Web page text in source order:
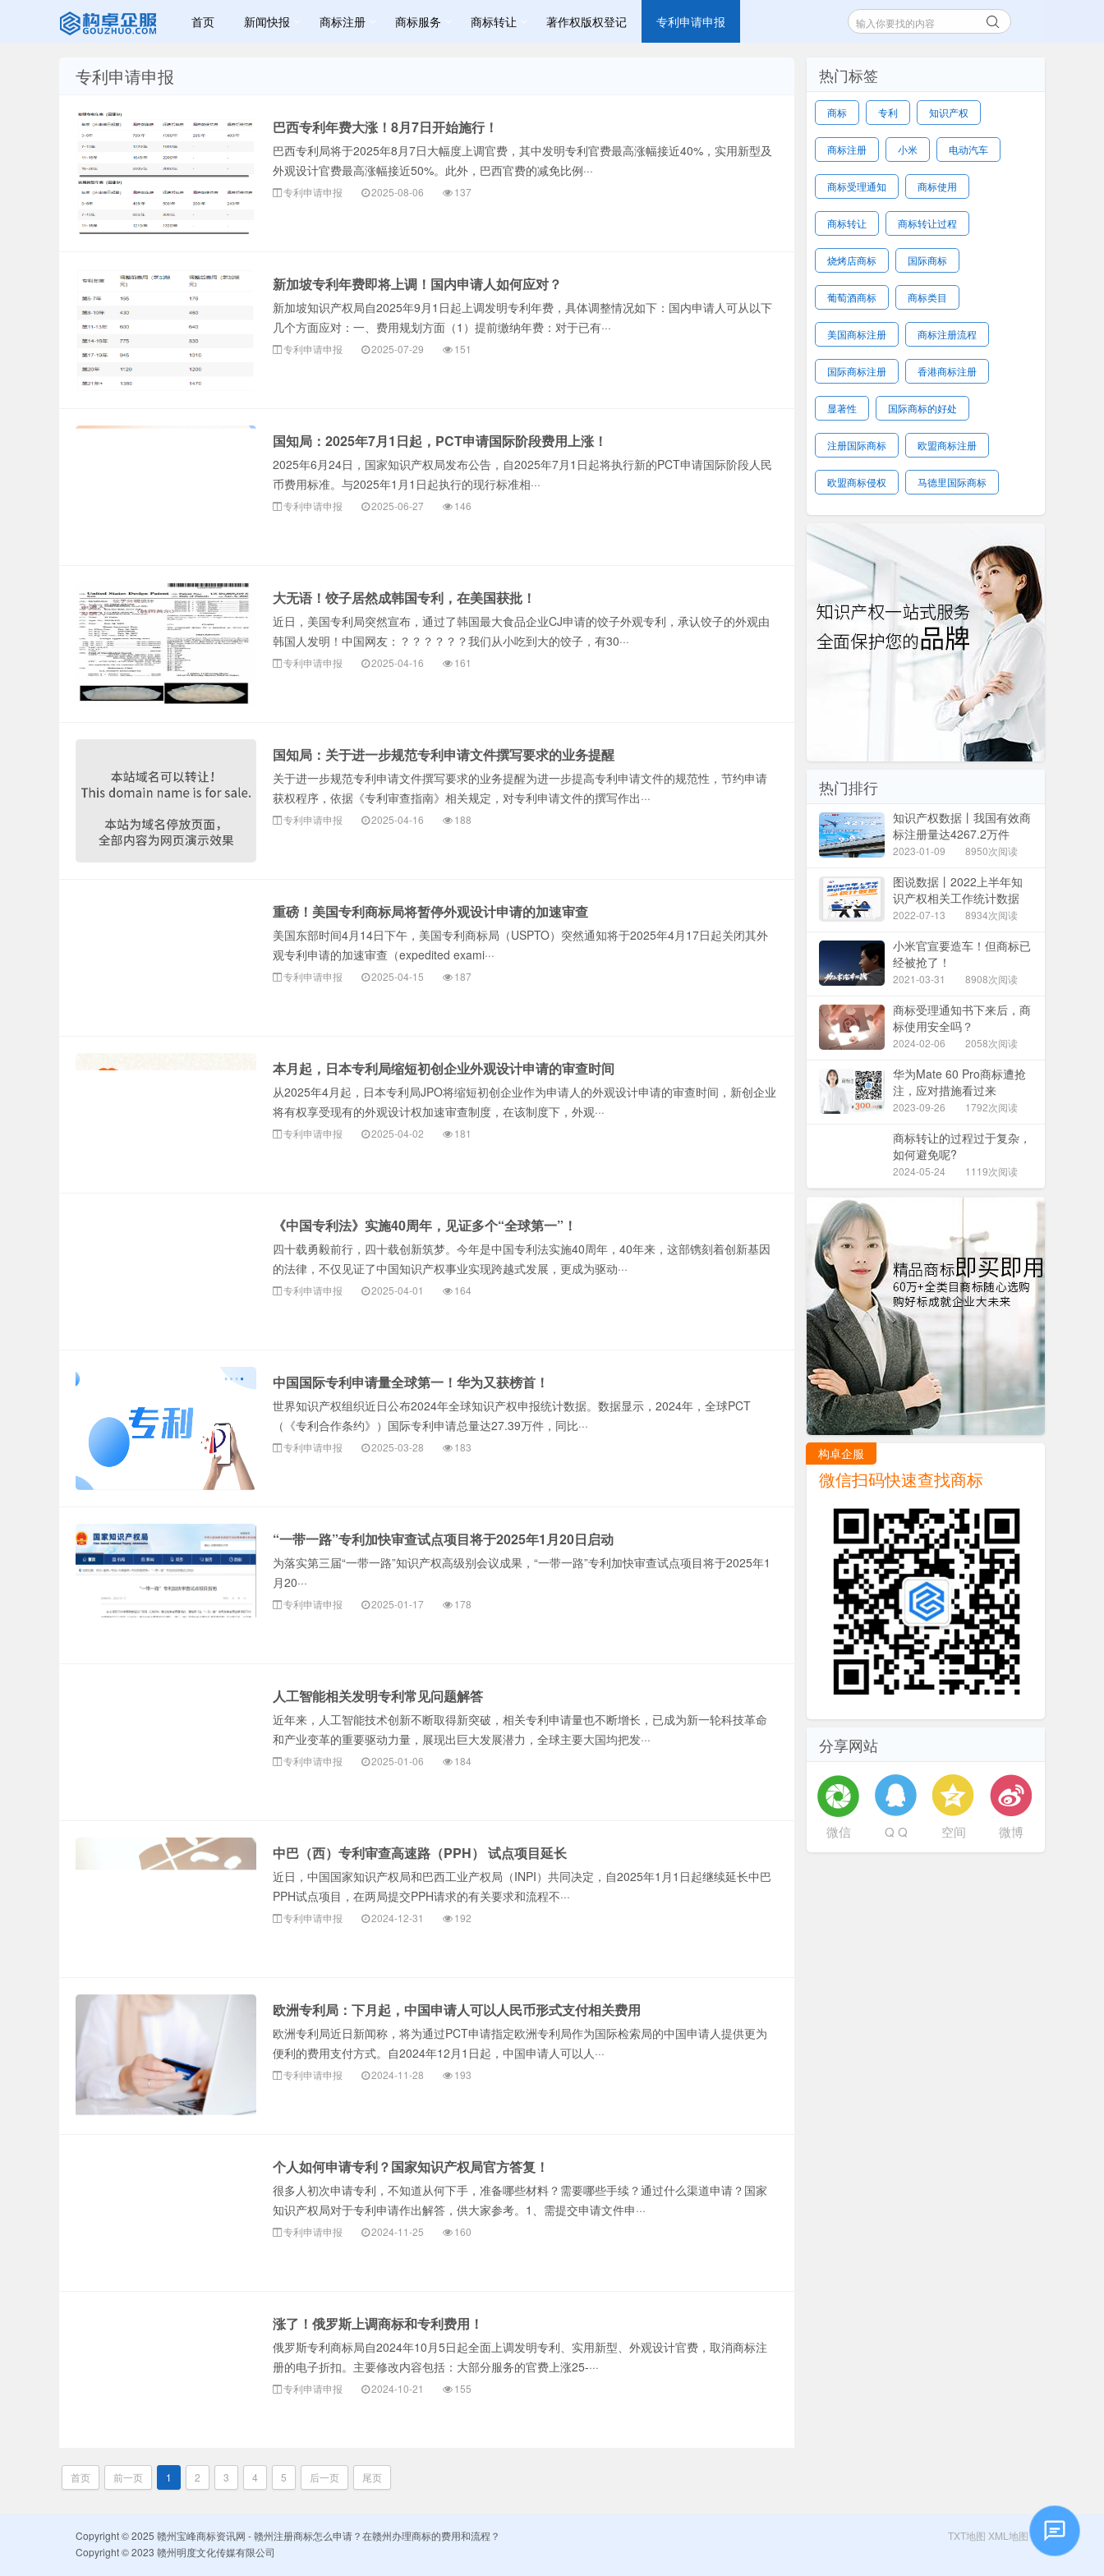
赣州宝峰商标
注册商标怎么
申请？在赣州
办理商标的费
首页 新闻快报 商标注册 商标服务 商标转让 著作权版权登记 专利申请申报
专利申请申报
巴西专利年费大涨！8月7日开始施行！
巴西专利局将于2025年8月7日大幅度上调官费，其中发明专利官费最高涨幅接近40%，实用新型及
外观设计官费最高涨幅接近50%。此外，巴西官费的减免比例···
专利申请申报 2025-08-06 137
新加坡专利年费即将上调！国内申请人如何应对？
新加坡知识产权局自2025年9月1日起上调发明专利年费，具体调整情况如下：国内申请人可从以下
几个方面应对：一、费用规划方面（1）提前缴纳年费：对于已有···
专利申请申报 2025-07-29 151
国知局：2025年7月1日起，PCT申请国际阶段费用上涨！
2025年6月24日，国家知识产权局发布公告，自2025年7月1日起将执行新的PCT申请国际阶段人民
币费用标准。与2025年1月1日起执行的现行标准相···
专利申请申报 2025-06-27 146
大无语！饺子居然成韩国专利，在美国获批！
近日，美国专利局突然宣布，通过了韩国最大食品企业CJ申请的饺子外观专利，承认饺子的外观由
韩国人发明！中国网友：？？？？？？我们从小吃到大的饺子，有30···
专利申请申报 2025-04-16 161
国知局：关于进一步规范专利申请文件撰写要求的业务提醒
关于进一步规范专利申请文件撰写要求的业务提醒为进一步提高专利申请文件的规范性，节约申请
获权程序，依据《专利审查指南》相关规定，对专利申请文件的撰写作出···
专利申请申报 2025-04-16 188
重磅！美国专利商标局将暂停外观设计申请的加速审查
美国东部时间4月14日下午，美国专利商标局（USPTO）突然通知将于2025年4月17日起关闭其外
观专利申请的加速审查（expedited exami···
专利申请申报 2025-04-15 187
本月起，日本专利局缩短初创企业外观设计申请的审查时间
从2025年4月起，日本专利局JPO将缩短初创企业作为申请人的外观设计申请的审查时间，新创企业
将有权享受现有的外观设计权加速审查制度，在该制度下，外观···
专利申请申报 2025-04-02 181
《中国专利法》实施40周年，见证多个“全球第一”！
四十载勇毅前行，四十载创新筑梦。今年是中国专利法实施40周年，40年来，这部镌刻着创新基因
的法律，不仅见证了中国知识产权事业实现跨越式发展，更成为驱动···
专利申请申报 2025-04-01 164
中国国际专利申请量全球第一！华为又获榜首！
世界知识产权组织近日公布2024年全球知识产权申报统计数据。数据显示，2024年，全球PCT
（《专利合作条约》）国际专利申请总量达27.39万件，同比···
专利申请申报 2025-03-28 183
“一带一路”专利加快审查试点项目将于2025年1月20日启动
为落实第三届“一带一路”知识产权高级别会议成果，“一带一路”专利加快审查试点项目将于2025年1
月20···
专利申请申报 2025-01-17 178
人工智能相关发明专利常见问题解答
近年来，人工智能技术创新不断取得新突破，相关专利申请量也不断增长，已成为新一轮科技革命
和产业变革的重要驱动力量，展现出巨大发展潜力，全球主要大国均把发···
专利申请申报 2025-01-06 184
中巴（西）专利审查高速路（PPH） 试点项目延长
近日，中国国家知识产权局和巴西工业产权局（INPI）共同决定，自2025年1月1日起继续延长中巴
PPH试点项目，在两局提交PPH请求的有关要求和流程不···
专利申请申报 2024-12-31 192
欧洲专利局：下月起，中国申请人可以人民币形式支付相关费用
欧洲专利局近日新闻称，将为通过PCT申请指定欧洲专利局作为国际检索局的中国申请人提供更为
便利的费用支付方式。自2024年12月1日起，中国申请人可以人···
专利申请申报 2024-11-28 193
个人如何申请专利？国家知识产权局官方答复！
很多人初次申请专利，不知道从何下手，准备哪些材料？需要哪些手续？通过什么渠道申请？国家
知识产权局对于专利申请作出解答，供大家参考。1、需提交申请文件申···
专利申请申报 2024-11-25 160
涨了！俄罗斯上调商标和专利费用！
俄罗斯专利商标局自2024年10月5日起全面上调发明专利、实用新型、外观设计官费，取消商标注
册的电子折扣。主要修改内容包括：大部分服务的官费上涨25-···
专利申请申报 2024-10-21 155
首页 前一页 1 2 3 4 5 后一页 尾页
热门标签
商标 专利 知识产权
商标注册 小米 电动汽车
商标受理通知 商标使用
商标转让 商标转让过程
烧烤店商标 国际商标
葡萄酒商标 商标类目
美国商标注册 商标注册流程
国际商标注册 香港商标注册
显著性 国际商标的好处
注册国际商标 欧盟商标注册
欧盟商标侵权 马德里国际商标
热门排行
知识产权数据丨我国有效商
标注册量达4267.2万件
2023-01-09 8950次阅读
图说数据丨2022上半年知
识产权相关工作统计数据
2022-07-13 8934次阅读
小米官宣要造车！但商标已
经被抢了！
2021-03-31 8908次阅读
商标受理通知书下来后，商
标使用安全吗？
2024-02-06 2058次阅读
华为Mate 60 Pro商标遭抢
注，应对措施看过来
2023-09-26 1792次阅读
商标转让的过程过于复杂，
如何避免呢?
2024-05-24 1119次阅读
构卓企服
微信扫码快速查找商标
分享网站
微信 Q Q 空间 微博
Copyright © 2025 赣州宝峰商标资讯网 - 赣州注册商标怎么申请？在赣州办理商标的费用和流程？ TXT地图 XML地图
Copyright © 2023 赣州明度文化传媒有限公司